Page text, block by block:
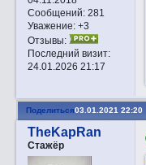
Сообщений:281
Уважение: +3
Отзывы:
Последний визит:
24.01.2026 21:17
Поделиться03.01.2021 22:20
TheKapRan
Стажёр